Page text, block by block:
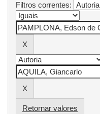
Filtros correntes:
Retornar valores